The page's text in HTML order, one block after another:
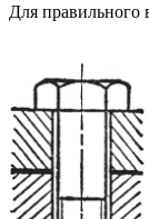
Для правильного